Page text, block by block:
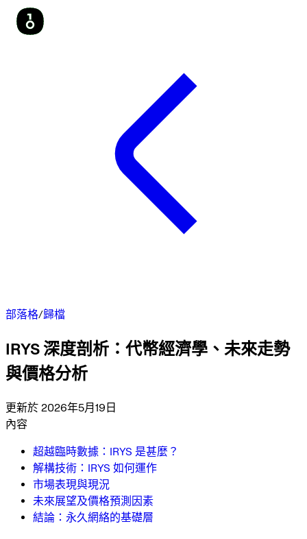
部落格/歸檔
IRYS 深度剖析：代幣經濟學、未來走勢
與價格分析
更新於 2026年5月19日
內容
超越臨時數據：IRYS 是甚麼？
解構技術：IRYS 如何運作
市場表現與現況
未來展望及價格預測因素
結論：永久網絡的基礎層